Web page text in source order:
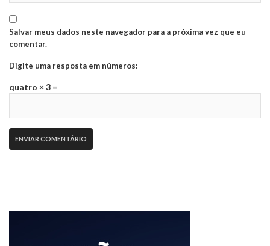
Salvar meus dados neste navegador para a próxima vez que eu
comentar.
Digite uma resposta em números:
quatro × 3 =